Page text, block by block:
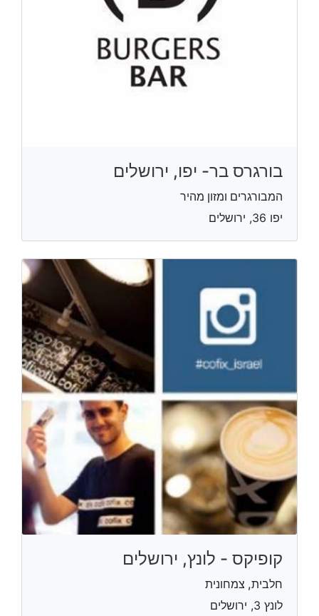
בורגרס בר- יפו, ירושלים
המבורגרים ומזון מהיר
יפו 36, ירושלים
קופיקס - לונץ, ירושלים
חלבית, צמחונית
לונץ 3, ירושלים